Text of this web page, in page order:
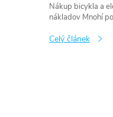
Nákup bicykla a
nákladov Mnohí
Celý článek